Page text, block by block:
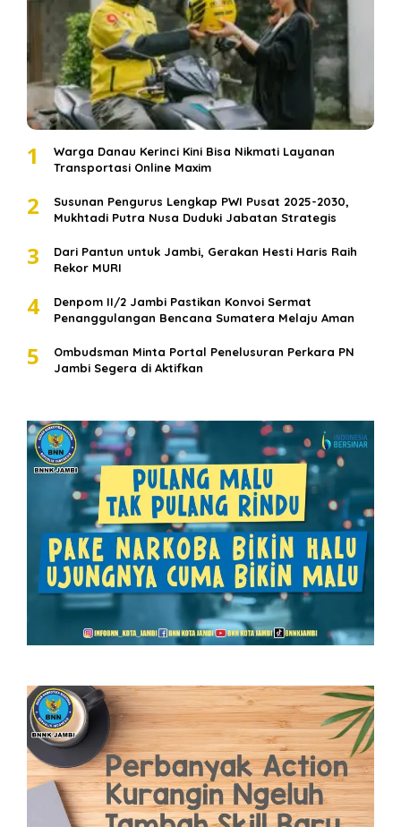
1
Warga Danau Kerinci Kini Bisa Nikmati Layanan
Transportasi Online Maxim
2
Susunan Pengurus Lengkap PWI Pusat 2025-2030,
Mukhtadi Putra Nusa Duduki Jabatan Strategis
3
Dari Pantun untuk Jambi, Gerakan Hesti Haris Raih
Rekor MURI
4
Denpom II/2 Jambi Pastikan Konvoi Sermat
Penanggulangan Bencana Sumatera Melaju Aman
5
Ombudsman Minta Portal Penelusuran Perkara PN
Jambi Segera di Aktifkan